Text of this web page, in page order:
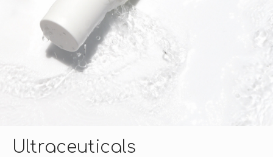
Ultraceuticals